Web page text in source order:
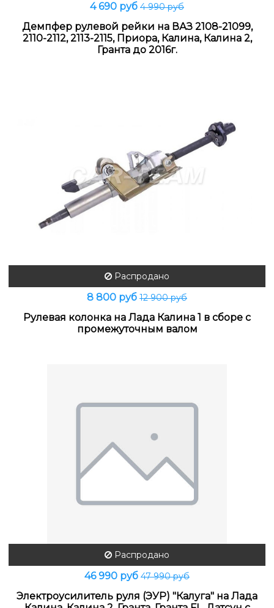
4 690 руб 4 990 руб
Демпфер рулевой рейки на ВАЗ 2108-21099,
2110-2112, 2113-2115, Приора, Калина, Калина 2,
Гранта до 2016г.
Распродано
8 800 руб 12 900 руб
Рулевая колонка на Лада Калина 1 в сборе с
промежуточным валом
Распродано
46 990 руб 47 990 руб
Электроусилитель руля (ЭУР) "Калуга" на Лада